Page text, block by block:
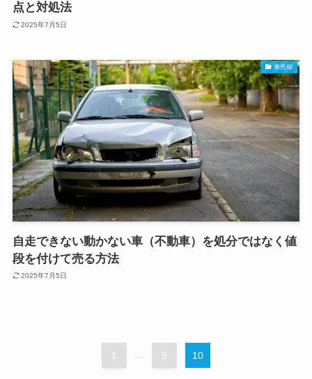
点と対処法
2025年7月5日
車売却
自走できない動かない車（不動車）を処分ではなく値
段を付けて売る方法
2025年7月5日
1 9 10